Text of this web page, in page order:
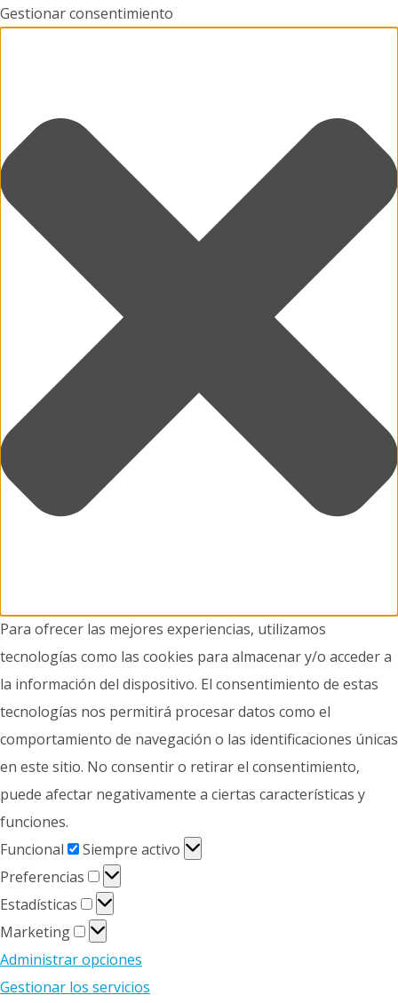
Gestionar consentimiento
Para ofrecer las mejores experiencias, utilizamos
tecnologías como las cookies para almacenar y/o acceder a
la información del dispositivo. El consentimiento de estas
tecnologías nos permitirá procesar datos como el
comportamiento de navegación o las identificaciones únicas
en este sitio. No consentir o retirar el consentimiento,
puede afectar negativamente a ciertas características y
funciones.
Funcional
Funcional
Siempre activo
Preferencias
Preferencias
Estadísticas
Estadísticas
Marketing
Marketing
Administrar opciones
Gestionar los servicios